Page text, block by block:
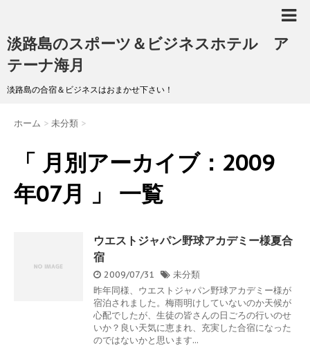
淡路島のスポーツ＆ビジネスホテル ア
テーナ海月
淡路島の合宿＆ビジネスはおまかせ下さい！
ホーム > 未分類 >
「 月別アーカイブ：2009
年07月 」 一覧
ウエストジャパン野球アカデミー様夏合
宿
2009/07/31
未分類
昨年同様、ウエストジャパン野球アカデミー様が
宿泊されました。梅雨明けしていないのか天候が
心配でしたが、生徒の皆さんの日ごろの行いのせ
いか？良い天気に恵まれ、充実した合宿になった
のではないかと思います...